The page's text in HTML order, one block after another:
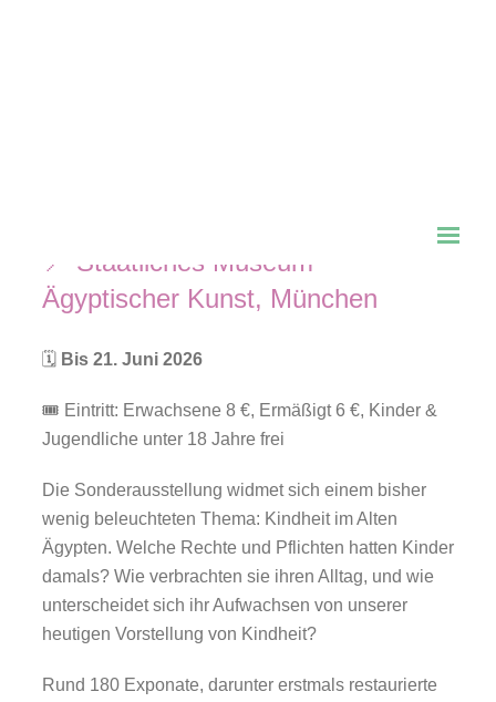
📍 Staatliches Museum
Ägyptischer Kunst, München
🗓 Bis 21. Juni 2026
🎟 Eintritt: Erwachsene 8 €, Ermäßigt 6 €, Kinder &
Jugendliche unter 18 Jahre frei
Die Sonderausstellung widmet sich einem bisher
wenig beleuchteten Thema: Kindheit im Alten
Ägypten. Welche Rechte und Pflichten hatten Kinder
damals? Wie verbrachten sie ihren Alltag, und wie
unterscheidet sich ihr Aufwachsen von unserer
heutigen Vorstellung von Kindheit?
Rund 180 Exponate, darunter erstmals restaurierte